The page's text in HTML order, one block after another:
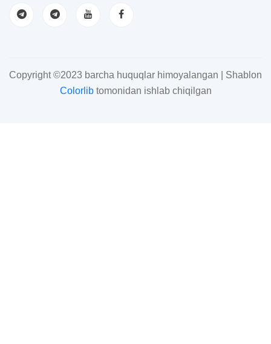
Copyright ©2023 barcha huquqlar himoyalangan | Shablon
Colorlibtomonidan ishlab chiqilgan